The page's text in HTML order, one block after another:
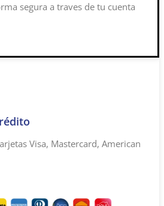
segura a traves de tu cuenta
Visa, Mastercard, American